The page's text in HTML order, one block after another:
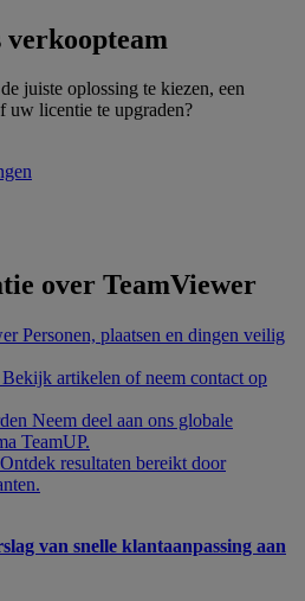
verkoopteam
juiste oplossing te kiezen, een
uw licentie te upgraden?
over TeamViewer
Personen, plaatsen en dingen veilig
Bekijk artikelen of neem contact op
Neem deel aan ons globale
TeamUP.
Ontdek resultaten bereikt door
van snelle klantaanpassing aan